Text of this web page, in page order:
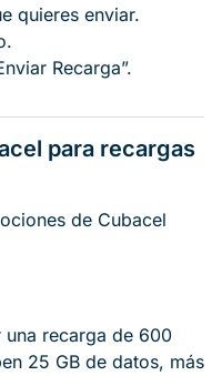
quieres enviar.
Recarga”.
para recargas
de Cubacel
una recarga de 600
25 GB de datos, más